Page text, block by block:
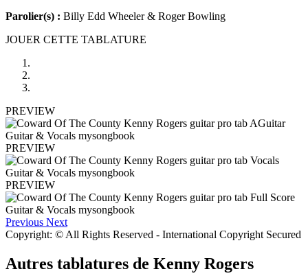
Parolier(s) : Billy Edd Wheeler & Roger Bowling
JOUER CETTE TABLATURE
PREVIEW
PREVIEW
PREVIEW
Previous Next
Copyright: © All Rights Reserved - International Copyright Secured
Autres tablatures de Kenny Rogers